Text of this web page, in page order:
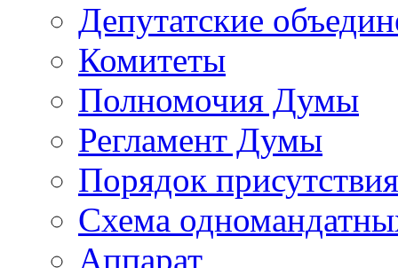
Депутатские
Комитеты
Полномочия Думы
Регламент Думы
Порядок
Схема
Аппарат